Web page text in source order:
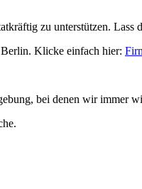
zu unterstützen. Lass
Klicke einfach hier:
bei denen wir immer